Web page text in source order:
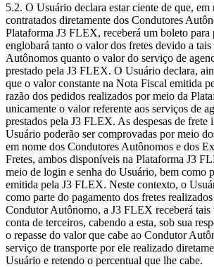
5.2. O Usuário declara estar ciente de que, em
contratados diretamente dos Condutores
Plataforma J3 FLEX, receberá um boleto para
englobará tanto o valor dos fretes devido a
Autônomos quanto o valor do serviço de
prestado pela J3 FLEX. O Usuário declara,
que o valor constante na Nota Fiscal emitida
razão dos pedidos realizados por meio da
unicamente o valor referente aos serviços de
prestados pela J3 FLEX. As despesas de frete
Usuário poderão ser comprovadas por meio
em nome dos Condutores Autônomos e dos
Fretes, ambos disponíveis na Plataforma J3
meio de login e senha do Usuário, bem como
emitida pela J3 FLEX. Neste contexto, o
como parte do pagamento dos fretes
Condutor Autônomo, a J3 FLEX receberá tais
conta de terceiros, cabendo a esta, sob sua
o repasse do valor que cabe ao Condutor
serviço de transporte por ele realizado
Usuário e retendo o percentual que lhe cabe.